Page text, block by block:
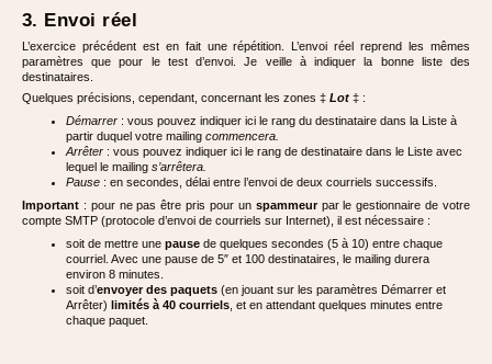
3. Envoi réel
L’exercice précédent est en fait une répétition. L’envoi réel reprend les mêmes
paramètres que pour le test d’envoi. Je veille à indiquer la bonne liste des
destinataires.
Quelques précisions, cependant, concernant les zones ‡ Lot ‡ :
Démarrer : vous pouvez indiquer ici le rang du destinataire dans la Liste à
partir duquel votre mailing commencera.
Arrêter : vous pouvez indiquer ici le rang de destinataire dans le Liste avec
lequel le mailing s’arrêtera.
Pause : en secondes, délai entre l’envoi de deux courriels successifs.
Important : pour ne pas être pris pour un spammeurpar le gestionnaire de votre
compte SMTP (protocole d’envoi de courriels sur Internet), il est nécessaire :
soit de mettre une pause de quelques secondes (5 à 10) entre chaque
courriel. Avec une pause de 5″ et 100 destinataires, le mailing durera
environ 8 minutes.
soit d’envoyer des paquets (en jouant sur les paramètres Démarrer et
Arrêter) limités à 40 courriels , et en attendant quelques minutes entre
chaque paquet.